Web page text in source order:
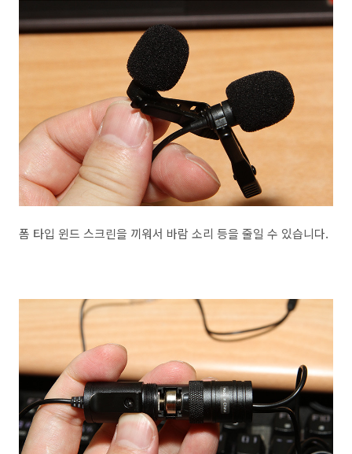
폼 타입 윈드 스크린을 끼워서 바람 소리 등을 줄일 수 있습니다.